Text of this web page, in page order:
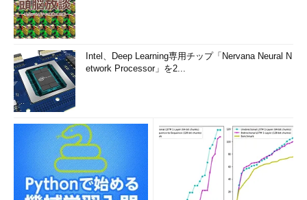
Intel、Deep Learning専用チップ「Nervana Neural N
etwork Processor」を2...